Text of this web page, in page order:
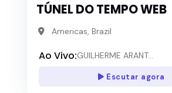
TÚNEL DO TEMPO WEB
Americas, Brazil
Ao Vivo:GUILHERME ARANT...
Escutar agora